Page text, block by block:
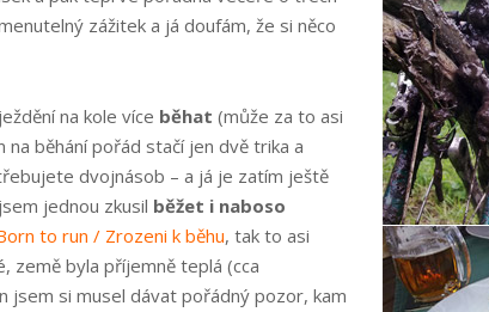
zážitek a já doufám, že si něco
na kole více běhat (může za to asi
běhání pořád stačí jen dvě trika a
dvojnásob – a já je zatím ještě
jednou zkusil běžet i naboso
to run / Zrozeni k běhu, tak to asi
země byla příjemně teplá (cca
jsem si musel dávat pořádný pozor, kam